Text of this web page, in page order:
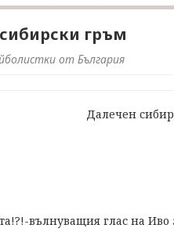
гръм
от България
Далечен
вълнуващия глас на Иво